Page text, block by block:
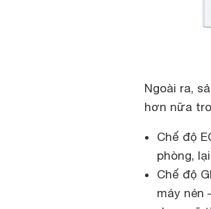
Ngoài ra,
hơn nữa
Chế độ
phòng,
Chế độ
máy nén